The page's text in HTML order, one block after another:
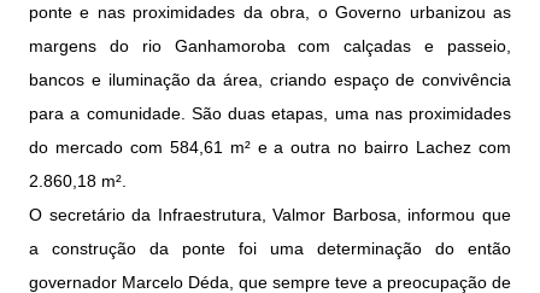
ponte e nas proximidades da obra, o Governo urbanizou as
margens do rio Ganhamoroba com calçadas e passeio,
bancos e iluminação da área, criando espaço de convivência
para a comunidade. São duas etapas, uma nas proximidades
do mercado com 584,61 m² e a outra no bairro Lachez com
2.860,18 m².
O secretário da Infraestrutura, Valmor Barbosa, informou que
a construção da ponte foi uma determinação do então
governador Marcelo Déda, que sempre teve a preocupação de